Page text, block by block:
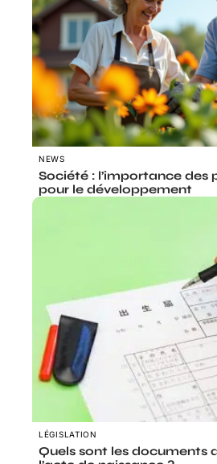
NEWS
Société : l’importance des
pour le développement
LÉGISLATION
Quels sont les documents